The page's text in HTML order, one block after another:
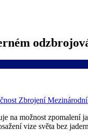
Zbrojení
na možnost zpomalení
vize světa bez